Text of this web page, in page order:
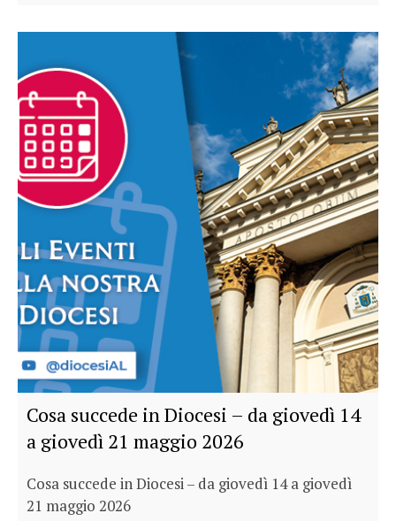
Cosa succede in Diocesi – da giovedì 14
a giovedì 21 maggio 2026
Cosa succede in Diocesi – da giovedì 14 a giovedì
21 maggio 2026